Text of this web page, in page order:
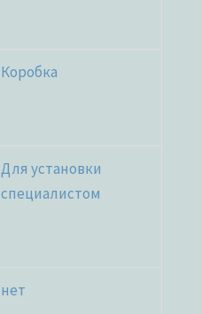
Коробка
Для установки
специалистом
нет